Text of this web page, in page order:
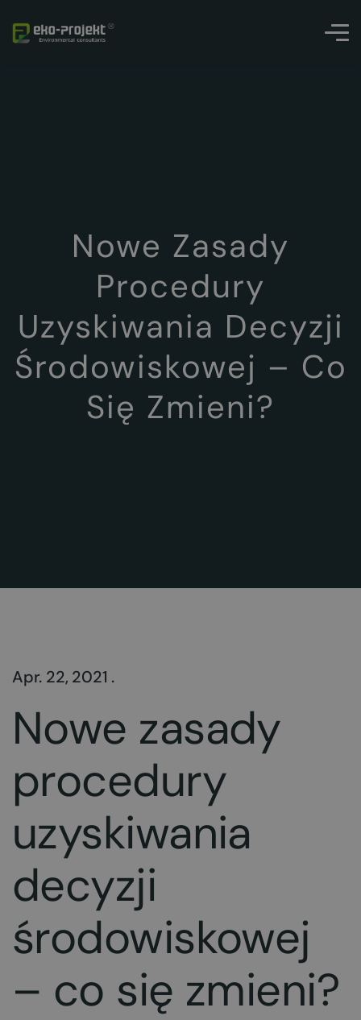
Nowe Zasady
Procedury
Uzyskiwania Decyzji
Środowiskowej – Co
Się Zmieni?
Apr. 22, 2021 .
Nowe zasady
procedury
uzyskiwania
decyzji
środowiskowej
– co się zmieni?